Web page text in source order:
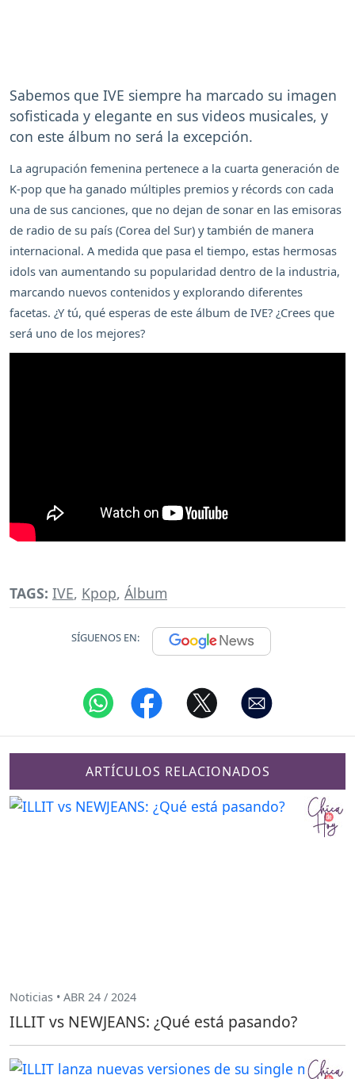
Sabemos que IVE siempre ha marcado su imagen
sofisticada y elegante en sus videos musicales, y
con este álbum no será la excepción.
La agrupación femenina pertenece a la cuarta generación de
K-pop que ha ganado múltiples premios y récords con cada
una de sus canciones, que no dejan de sonar en las emisoras
de radio de su país (Corea del Sur) y también de manera
internacional. A medida que pasa el tiempo, estas hermosas
idols van aumentando su popularidad dentro de la industria,
marcando nuevos contenidos y explorando diferentes
facetas. ¿Y tú, qué esperas de este álbum de IVE? ¿Crees que
será uno de los mejores?
TAGS: IVE, Kpop, Álbum
SÍGUENOS EN:
ARTÍCULOS RELACIONADOS
Noticias • ABR 24 / 2024
ILLIT vs NEWJEANS: ¿Qué está pasando?